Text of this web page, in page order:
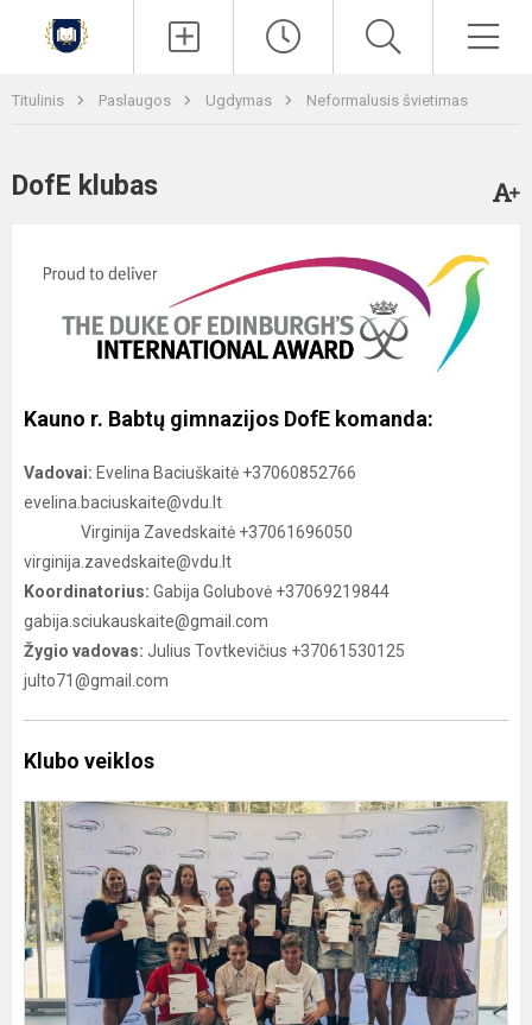
Titulinis Paslaugos Ugdymas Neformalusis švietimas
DofE klubas
Kauno r. Babtų gimnazijos DofE komanda:
Vadovai: Evelina Baciuškaitė +37060852766
evelina.baciuskaite@vdu.lt
Virginija Zavedskaitė +37061696050
virginija.zavedskaite@vdu.lt
Koordinatorius: Gabija Golubovė +37069219844
gabija.sciukauskaite@gmail.com
Žygio vadovas: Julius Tovtkevičius +37061530125
julto71@gmail.com
Klubo veiklos